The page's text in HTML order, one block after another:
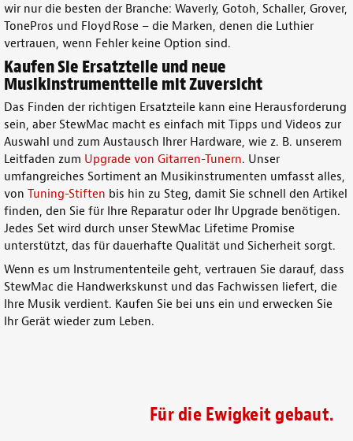
wir nur die besten der Branche: Waverly, Gotoh, Schaller, Grover,
TonePros und Floyd Rose – die Marken, denen die Luthier
vertrauen, wenn Fehler keine Option sind.
Kaufen Sie Ersatzteile und neue
Musikinstrumentteile mit Zuversicht
Das Finden der richtigen Ersatzteile kann eine Herausforderung
sein, aber StewMac macht es einfach mit Tipps und Videos zur
Auswahl und zum Austausch Ihrer Hardware, wie z. B. unserem
Leitfaden zum Upgrade von Gitarren-Tunern. Unser
umfangreiches Sortiment an Musikinstrumenten umfasst alles,
von Tuning-Stiften bis hin zu Steg, damit Sie schnell den Artikel
finden, den Sie für Ihre Reparatur oder Ihr Upgrade benötigen.
Jedes Set wird durch unser StewMac Lifetime Promise
unterstützt, das für dauerhafte Qualität und Sicherheit sorgt.
Wenn es um Instrumententeile geht, vertrauen Sie darauf, dass
StewMac die Handwerkskunst und das Fachwissen liefert, die
Ihre Musik verdient. Kaufen Sie bei uns ein und erwecken Sie
Ihr Gerät wieder zum Leben.
Für die Ewigkeit gebaut.